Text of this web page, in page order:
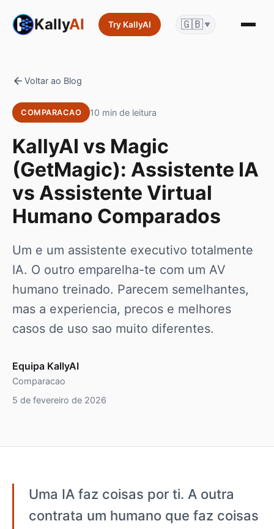
KallyAI Try KallyAI 🇬🇧 ▼
Voltar ao Blog
COMPARACAO 10 min de leitura
KallyAI vs Magic
(GetMagic): Assistente IA
vs Assistente Virtual
Humano Comparados
Um e um assistente executivo totalmente
IA. O outro emparelha-te com um AV
humano treinado. Parecem semelhantes,
mas a experiencia, precos e melhores
casos de uso sao muito diferentes.
Equipa KallyAI
Comparacao
5 de fevereiro de 2026
Uma IA faz coisas por ti. A outra
contrata um humano que faz coisas